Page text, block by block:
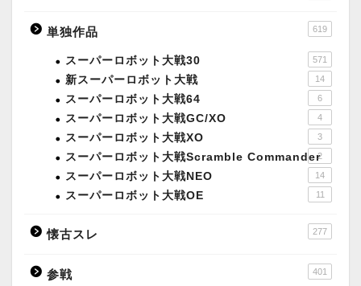
単独作品 619
スーパーロボット大戦30 571
新スーパーロボット大戦 14
スーパーロボット大戦64 6
スーパーロボット大戦GC/XO 4
スーパーロボット大戦XO 3
スーパーロボット大戦Scramble Commander2
スーパーロボット大戦NEO 14
スーパーロボット大戦OE 11
懐古スレ 277
参戦 401